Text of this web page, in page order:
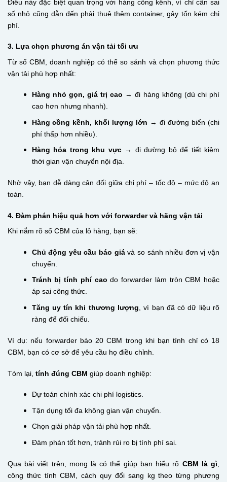
Điều này đặc biệt quan trọng với hàng cồng kềnh, vì chỉ cần sai
số nhỏ cũng dẫn đến phải thuê thêm container, gây tốn kém chi
phí.
3. Lựa chọn phương án vận tải tối ưu
Từ số CBM, doanh nghiệp có thể so sánh và chọn phương thức
vận tải phù hợp nhất:
Hàng nhỏ gọn, giá trị cao → đi hàng không (dù chi phí
cao hơn nhưng nhanh).
Hàng cồng kềnh, khối lượng lớn → đi đường biển (chi
phí thấp hơn nhiều).
Hàng hóa trong khu vực→ đi đường bộ để tiết kiệm
thời gian vận chuyển nội địa.
Nhờ vậy, bạn dễ dàng cân đối giữa chi phí – tốc độ – mức độ an
toàn.
4. Đàm phán hiệu quả hơn với forwarder và hãng vận tải
Khi nắm rõ số CBM của lô hàng, bạn sẽ:
Chủ động yêu cầu báo giávà so sánh nhiều đơn vị vận
chuyển.
Tránh bị tính phí cao doforwarder làm tròn CBM hoặc
áp sai công thức.
Tăng uy tín khi thương lượng , vì bạn đã có dữ liệu rõ
ràng để đối chiếu.
Ví dụ: nếu forwarder báo 20 CBM trong khi bạn tính chỉ có 18
CBM, bạn có cơ sở để yêu cầu họ điều chỉnh.
Tóm lại, tính đúng CBM giúp doanh nghiệp:
Dự toán chính xác chi phí logistics.
Tận dụng tối đa không gian vận chuyển.
Chọn giải pháp vận tải phù hợp nhất.
Đàm phán tốt hơn, tránh rủi ro bị tính phí sai.
Qua bài viết trên, mong là có thể giúp bạn hiểu rõ CBM là gì
công thức tính CBM, cách quy đổi sang kg theo từng phương